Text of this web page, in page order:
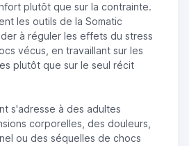
plutôt que sur la contrainte.
les outils de la Somatic
à réguler les effets du stress
vécus, en travaillant sur les
plutôt que sur le seul récit
s'adresse à des adultes
corporelles, des douleurs,
ou des séquelles de chocs